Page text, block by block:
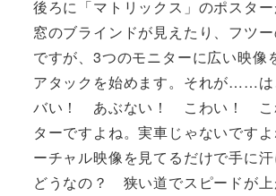
後ろに「マトリックス」のポスター
窓のブラインドが見えたり、フツ
ですが、3つのモニターに広い映像
アタックを始めます。それが……
バい！ あぶない！ こわい！ こ
ターですよね。実車じゃないです
ーチャル映像を見てるだけで手に汗
どうなの？ 狭い道でスピードが上